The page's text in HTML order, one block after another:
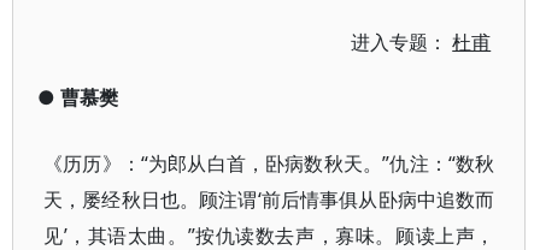
进入专题：杜甫
● 曹慕樊
《历历》：“为郎从白首，卧病数秋天。”仇注：“数秋
天，屡经秋日也。顾注谓‘前后情事俱从卧病中追数而
见’，其语太曲。”按仇读数去声，寡味。顾读上声，